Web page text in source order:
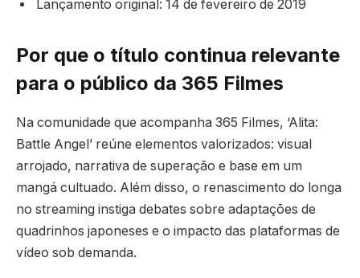
Lançamento original: 14 de fevereiro de 2019
Por que o título continua relevante
para o público da 365 Filmes
Na comunidade que acompanha 365 Filmes, ‘Alita:
Battle Angel’ reúne elementos valorizados: visual
arrojado, narrativa de superação e base em um
mangá cultuado. Além disso, o renascimento do longa
no streaming instiga debates sobre adaptações de
quadrinhos japoneses e o impacto das plataformas de
vídeo sob demanda.